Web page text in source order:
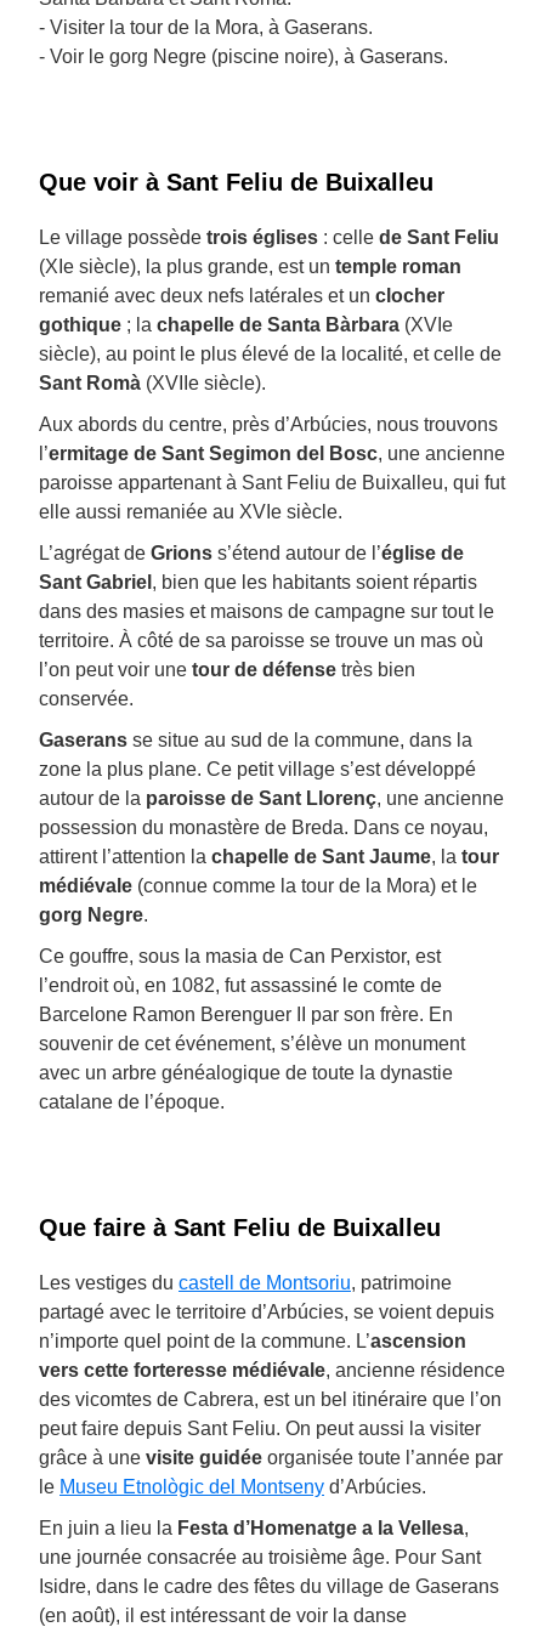
- Visiter la tour de la Mora, à Gaserans.
- Voir le gorg Negre (piscine noire), à Gaserans.
Que voir à Sant Feliu de Buixalleu
Le village possède trois églises : celle de Sant Feliu
(XIe siècle), la plus grande, est un temple roman
remanié avec deux nefs latérales et un clocher
gothique ; la chapelle de Santa Bàrbara (XVIe
siècle), au point le plus élevé de la localité, et celle de
Sant Romà (XVIIe siècle).
Aux abords du centre, près d’Arbúcies, nous trouvons
l’ermitage de Sant Segimon del Bosc, une ancienne
paroisse appartenant à Sant Feliu de Buixalleu, qui fut
elle aussi remaniée au XVIe siècle.
L’agrégat de Grions s’étend autour de l’église de
Sant Gabriel , bien que les habitants soient répartis
dans des masies et maisons de campagne sur tout le
territoire. À côté de sa paroisse se trouve un mas où
l’on peut voir une tour de défense très bien
conservée.
Gaserans se situe au sud de la commune, dans la
zone la plus plane. Ce petit village s’est développé
autour de la paroisse de Sant Llorenç, une ancienne
possession du monastère de Breda. Dans ce noyau,
attirent l’attention la chapelle de Sant Jaume, la tour
médiévale (connue comme la tour de la Mora) et le
gorg Negre.
Ce gouffre, sous la masia de Can Perxistor, est
l’endroit où, en 1082, fut assassiné le comte de
Barcelone Ramon Berenguer II par son frère. En
souvenir de cet événement, s’élève un monument
avec un arbre généalogique de toute la dynastie
catalane de l’époque.
Que faire à Sant Feliu de Buixalleu
Les vestiges du castell de Montsoriu, patrimoine
partagé avec le territoire d’Arbúcies, se voient depuis
n’importe quel point de la commune. L’ascension
vers cette forteresse médiévale, ancienne résidence
des vicomtes de Cabrera, est un bel itinéraire que l’on
peut faire depuis Sant Feliu. On peut aussi la visiter
grâce à une visite guidée organisée toute l’année par
le Museu Etnològic del Montseny d’Arbúcies.
En juin a lieu la Festa d’Homenatge a la Vellesa,
une journée consacrée au troisième âge. Pour Sant
Isidre, dans le cadre des fêtes du village de Gaserans
(en août), il est intéressant de voir la danse